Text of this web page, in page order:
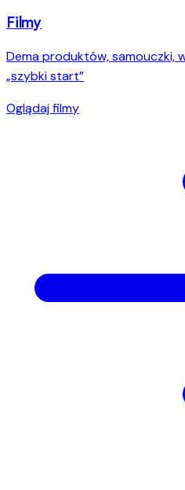
Filmy
Dema produktów, samouczki,
„szybki start”
Oglądaj filmy